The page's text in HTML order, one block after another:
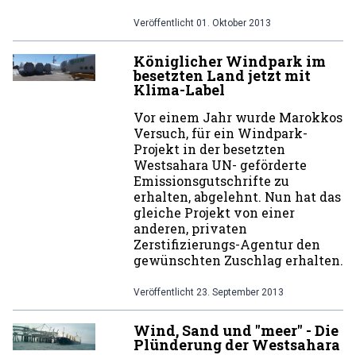
Veröffentlicht 01. Oktober 2013
Königlicher Windpark im
besetzten Land jetzt mit
Klima-Label
Vor einem Jahr wurde Marokkos
Versuch, für ein Windpark-
Projekt in der besetzten
Westsahara UN- geförderte
Emissionsgutschrifte zu
erhalten, abgelehnt. Nun hat das
gleiche Projekt von einer
anderen, privaten
Zerstifizierungs-Agentur den
gewünschten Zuschlag erhalten.
Veröffentlicht 23. September 2013
Wind, Sand und "meer" - Die
Plünderung der Westsahara